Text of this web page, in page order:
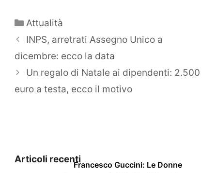
Categorie
Attualità
INPS, arretrati Assegno Unico a
dicembre: ecco la data
Un regalo di Natale ai dipendenti: 2.500
euro a testa, ecco il motivo
Articoli recentiFrancesco Guccini: Le Donne